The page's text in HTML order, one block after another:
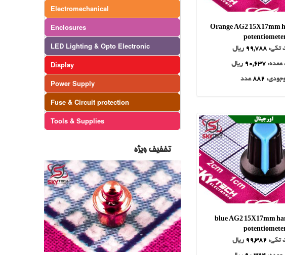
Electromechanical
Enclosures
LED Lighting & Opto Electronic
Display
Power Supply
Fuse & Circuit protection
Tools & Supplies
تخفیف ویژه
Orange AG2 15X17mm
تکی: 99,788 ریال
عمده:90,637 ریال
882عدد
blue AG2 15X17mm
تکی: 99,382 ریال